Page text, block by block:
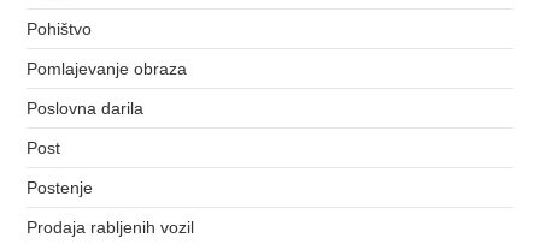
Pohištvo
Pomlajevanje obraza
Poslovna darila
Post
Postenje
Prodaja rabljenih vozil